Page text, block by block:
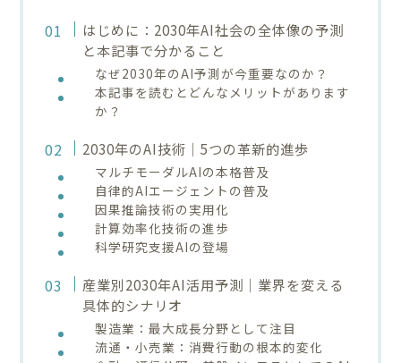
はじめに：2030年AI社会の全体像の予測
と本記事で分かること
なぜ2030年のAI予測が今重要なのか？
本記事を読むとどんなメリットがあります
か？
2030年のAI技術｜5つの革新的進歩
マルチモーダルAIの本格普及
自律的AIエージェントの普及
因果推論技術の実用化
計算効率化技術の進歩
科学研究支援AIの登場
産業別2030年AI活用予測｜業界を変える
具体的シナリオ
製造業：最大成長分野として注目
流通・小売業：消費行動の根本的変化